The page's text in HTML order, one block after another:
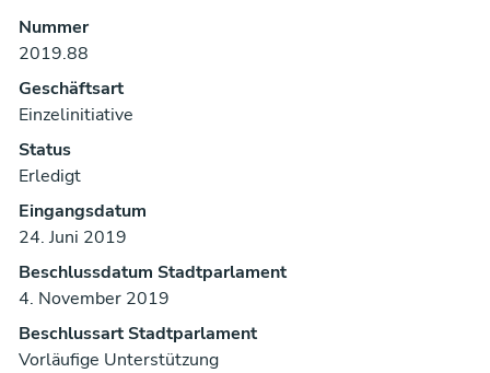
Nummer
2019.88
Geschäftsart
Einzelinitiative
Status
Erledigt
Eingangsdatum
24. Juni 2019
Beschlussdatum Stadtparlament
4. November 2019
Beschlussart Stadtparlament
Vorläufige Unterstützung
Zugehörige Objekte